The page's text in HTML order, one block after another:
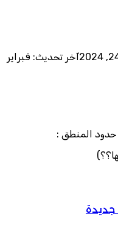
آخر تحديث: فبراير
حدود المنطق :